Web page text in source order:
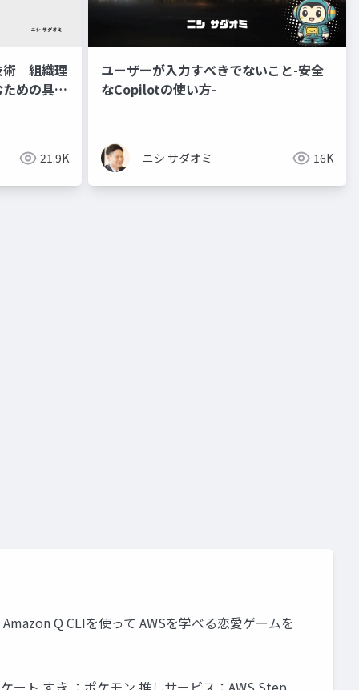
術 組織理
めの具体
21.9K
ユーザーが入力すべきでないこと-安全
なCopilotの使い方-
ニシ サダオミ 16K
Q CLIを使って AWSを学べる恋愛ゲームを